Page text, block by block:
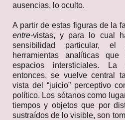
ausencias, lo oculto.
A partir de estas figuras de la
entre-vistas, y para lo cual
sensibilidad particular, el
herramientas analíticas
espacios intersticiales.
entonces, se vuelve central
vista del “juicio” perceptivo
político. Los sótanos como
tiempos y objetos que por
sustraídos de lo visible, son